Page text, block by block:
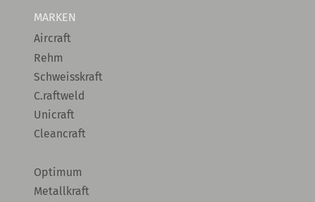
MARKEN
Aircraft
Rehm
Schweisskraft
C.raftweld
Unicraft
Cleancraft
Optimum
Metallkraft